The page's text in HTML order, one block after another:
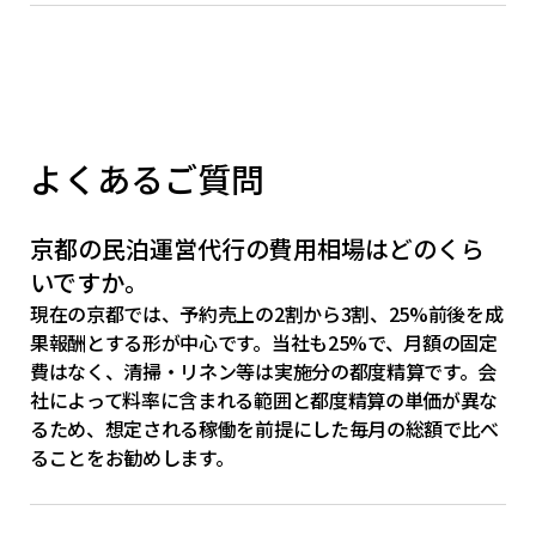
よくあるご質問
京都の民泊運営代行の費用相場はどのくら
いですか。
現在の京都では、予約売上の2割から3割、25%前後を成
果報酬とする形が中心です。当社も25%で、月額の固定
費はなく、清掃・リネン等は実施分の都度精算です。会
社によって料率に含まれる範囲と都度精算の単価が異な
るため、想定される稼働を前提にした毎月の総額で比べ
ることをお勧めします。